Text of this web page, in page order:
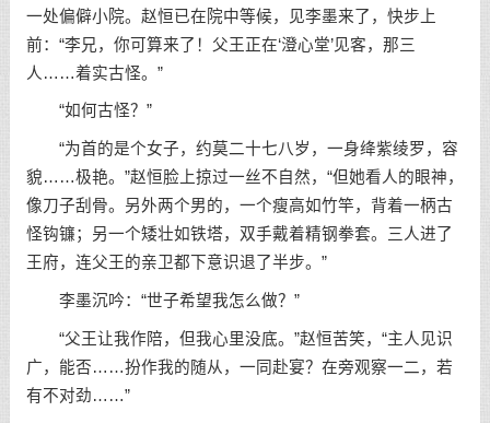
一处偏僻小院。赵恒已在院中等候，见李墨来了，快步上
前：“李兄，你可算来了！父王正在‘澄心堂’见客，那三
人……着实古怪。”
“如何古怪？”
“为首的是个女子，约莫二十七八岁，一身绛紫绫罗，容
貌……极艳。”赵恒脸上掠过一丝不自然，“但她看人的眼神，
像刀子刮骨。另外两个男的，一个瘦高如竹竿，背着一柄古
怪钩镰；另一个矮壮如铁塔，双手戴着精钢拳套。三人进了
王府，连父王的亲卫都下意识退了半步。”
李墨沉吟：“世子希望我怎么做？”
“父王让我作陪，但我心里没底。”赵恒苦笑，“主人见识
广，能否……扮作我的随从，一同赴宴？在旁观察一二，若
有不对劲……”